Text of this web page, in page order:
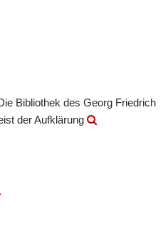
Bibliothek des Georg Friedrich
der Aufklärung